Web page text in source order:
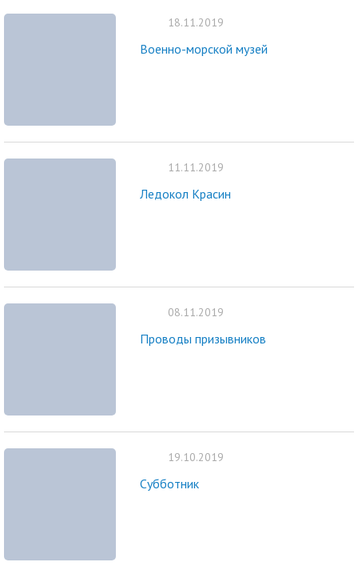
18.11.2019
Военно-морской музей
11.11.2019
Ледокол Красин
08.11.2019
Проводы призывников
19.10.2019
Субботник